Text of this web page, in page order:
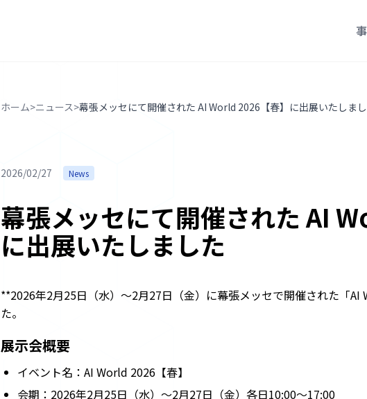
ホーム>ニュース>幕張メッセにて開催された AI World 2026【春】に出展いたしま
2026/02/27 News
幕張メッセにて開催された AI
に出展いたしました
**2026年2月25日（水）〜2月27日（金）に幕張メッセで開催された「
た。
展示会概要
イベント名：AI World 2026【春】
会期：2026年2月25日（水）～2月27日（金）各日10:00～17:00